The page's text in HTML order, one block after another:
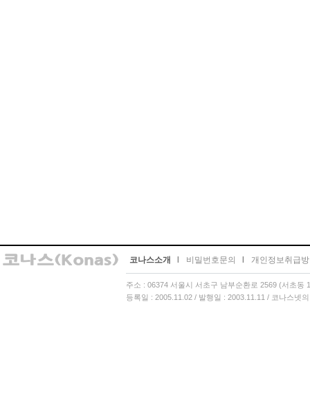
코나스소개 비밀번호문의 개인정보취급
주소 : 06374 서울시 서초구 남부순환로 2569 (서초
등록일 : 2005.11.02 / 발행일 : 2003.11.11 / 코나스넷